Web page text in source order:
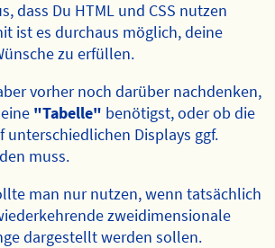
dass Du HTML und CSS nutzen
ist es durchaus möglich, deine
zu erfüllen.
vorher noch darüber nachdenken,
"Tabelle" benötigst, oder ob die
unterschiedlichen Displays ggf.
muss.
man nur nutzen, wenn tatsächlich
zweidimensionale
dargestellt werden sollen.